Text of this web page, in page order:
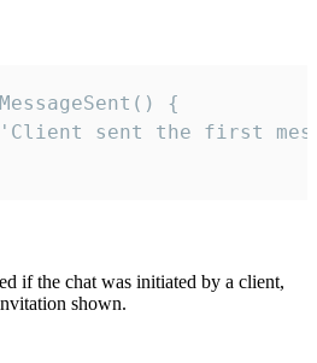
{
sent the first
if the chat was initiated by a client,
shown.